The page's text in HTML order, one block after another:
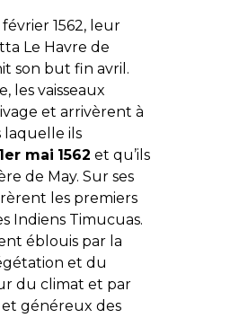
février 1562, leur
Le Havre de
son but fin avril.
les vaisseaux
et arrivèrent à
laquelle ils
1er mai 1562 et qu’ils
de May. Sur ses
les premiers
Indiens Timucuas.
éblouis par la
et du
du climat et par
et généreux des